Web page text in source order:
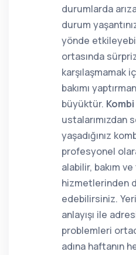
durumlarda
durum
yönde
ortasında
karşılaşmamak
bakımı
büyüktür.
ustalarımızdan
yaşadığınız
profesyonel
alabilir, bakım
hizmetlerinden
edebilirsiniz.
anlayışı ile
problemleri
adına haftanın